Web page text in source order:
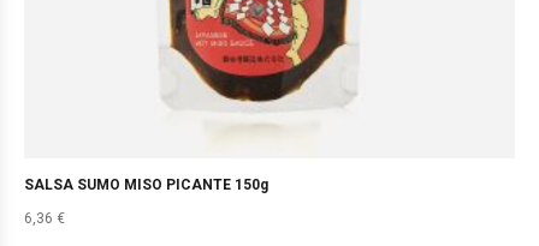
SALSA SUMO MISO PICANTE 150g
6,36 €